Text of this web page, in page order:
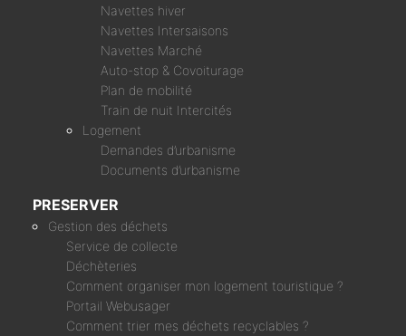
Navettes hiver
Navettes Intersaisons
Navettes Marché
Auto-stop & Covoiturage
Plan de mobilité
Train de nuit Intercités
Logement
Demandes d’urbanisme
Documents d’urbanisme
PRESERVER
Gestion des déchets
Service de collecte
Déchèteries
Comment organiser mon logement touristique ?
Portail Webusager
Comment trier mes déchets recyclables ?